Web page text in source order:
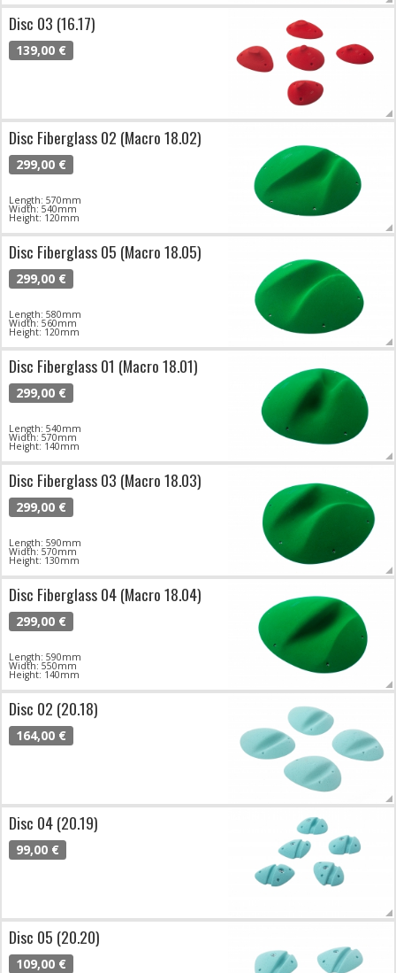
Disc 03 (16.17)
139,00 €
Disc Fiberglass 02 (Macro 18.02)
299,00 €
Length: 570mm
Width: 540mm
Height: 120mm
Disc Fiberglass 05 (Macro 18.05)
299,00 €
Length: 580mm
Width: 560mm
Height: 120mm
Disc Fiberglass 01 (Macro 18.01)
299,00 €
Length: 540mm
Width: 570mm
Height: 140mm
Disc Fiberglass 03 (Macro 18.03)
299,00 €
Length: 590mm
Width: 570mm
Height: 130mm
Disc Fiberglass 04 (Macro 18.04)
299,00 €
Length: 590mm
Width: 550mm
Height: 140mm
Disc 02 (20.18)
164,00 €
Disc 04 (20.19)
99,00 €
Disc 05 (20.20)
109,00 €